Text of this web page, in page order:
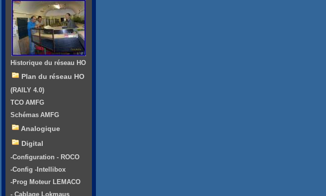
Historique du réseau HO
Plan du réseau HO
(RAILY 4.0)
TCO AMFG
Schémas AMFG
Analogique
Digital
-Configuration - ROCO
-Config -Intellibox
-Prog Moteur LEMACO
- Cablage Lokmaus